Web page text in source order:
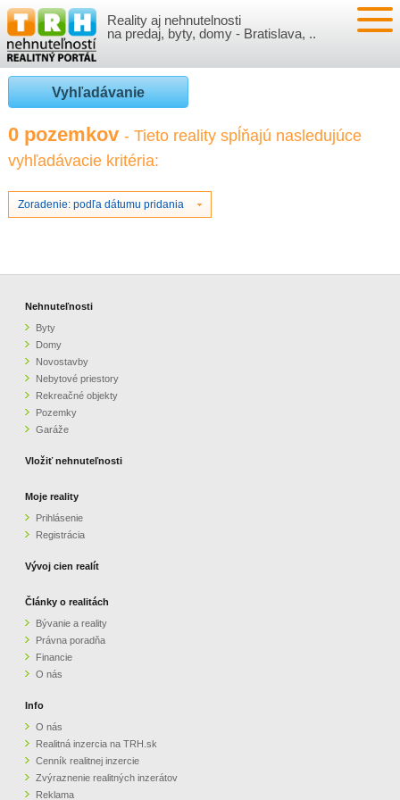
Reality aj nehnutelnosti
na predaj, byty, domy - Bratislava, ..
NEHNUTEĽNOSTI
BYTY
NOVOSTAVBY
NEBYTOVÉ PRIESTORY
GARÁŽE
VLOŽIŤ NEHNUTEĽNOSTI
PRIHLÁSENIE
REGISTRÁCIA
VÝVOJ CIEN REALÍT
ČLÁNKY O REALITÁCH
O NÁS
CENNÍK REALITNEJ INZERCIE
ZVÝRAZNENIE REALITNÝCH INZERÁTOV
PARTNERI
OBCHODNÉ PODMIENKY
KONTAKT
Vyhľadávanie
0 pozemkov - Tieto reality spĺňajú nasledujúce
vyhľadávacie kritéria:
Zoradenie: podľa dátumu pridania
Nehnuteľnosti
Byty
Domy
Novostavby
Nebytové priestory
Rekreačné objekty
Pozemky
Garáže
Vložiť nehnuteľnosti
Moje reality
Prihlásenie
Registrácia
Vývoj cien realít
Články o realitách
Bývanie a reality
Právna poradňa
Financie
O nás
Info
O nás
Realitná inzercia na TRH.sk
Cenník realitnej inzercie
Zvýraznenie realitných inzerátov
Reklama